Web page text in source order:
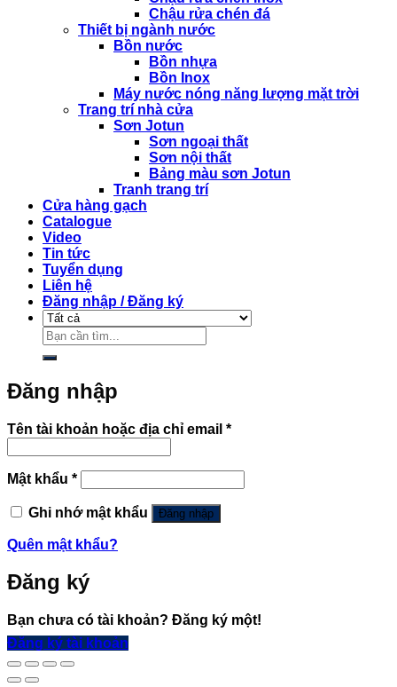
Chậu rửa chén đá
Thiết bị ngành nước
Bồn nước
Bồn nhựa
Bồn Inox
Máy nước nóng năng lượng mặt trời
Trang trí nhà cửa
Sơn Jotun
Sơn ngoại thất
Sơn nội thất
Bảng màu sơn Jotun
Tranh trang trí
Cửa hàng gạch
Catalogue
Video
Tin tức
Tuyển dụng
Liên hệ
Đăng nhập / Đăng ký
Tìm
kiếm:
Đăng nhập
Tên tài khoản hoặc địa chỉ email *Bắt
Mật khẩu *Bắt
buộc
Ghi nhớ mật khẩu
Đăng nhập
Quên mật khẩu?
Đăng ký
Bạn chưa có tài khoản? Đăng ký một!
Đăng ký tài khoản